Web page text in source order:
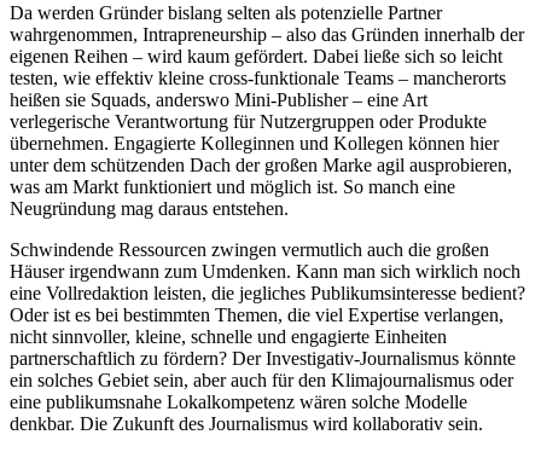
Da werden Gründer bislang selten als potenzielle Partner
wahrgenommen, Intrapreneurship – also das Gründen innerhalb der
eigenen Reihen – wird kaum gefördert. Dabei ließe sich so leicht
testen, wie effektiv kleine cross-funktionale Teams – mancherorts
heißen sie Squads, anderswo Mini-Publisher – eine Art
verlegerische Verantwortung für Nutzergruppen oder Produkte
übernehmen. Engagierte Kolleginnen und Kollegen können hier
unter dem schützenden Dach der großen Marke agil ausprobieren,
was am Markt funktioniert und möglich ist. So manch eine
Neugründung mag daraus entstehen.
Schwindende Ressourcen zwingen vermutlich auch die großen
Häuser irgendwann zum Umdenken. Kann man sich wirklich noch
eine Vollredaktion leisten, die jegliches Publikumsinteresse bedient?
Oder ist es bei bestimmten Themen, die viel Expertise verlangen,
nicht sinnvoller, kleine, schnelle und engagierte Einheiten
partnerschaftlich zu fördern? Der Investigativ-Journalismus könnte
ein solches Gebiet sein, aber auch für den Klimajournalismus oder
eine publikumsnahe Lokalkompetenz wären solche Modelle
denkbar. Die Zukunft des Journalismus wird kollaborativ sein.